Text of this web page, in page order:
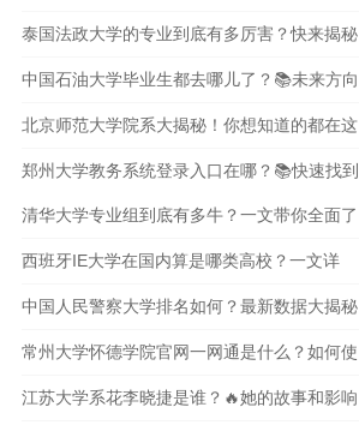
泰国法政大学的专业到底有多厉害？快来揭秘
中国石油大学毕业生都去哪儿了？📚未来方向
北京师范大学院系大揭秘！你想知道的都在这
郑州大学教务系统登录入口在哪？📚快速找到
清华大学专业组到底有多牛？一文带你全面了
西班牙IE大学在国内算是哪类高校？一文详
中国人民警察大学排名如何？最新数据大揭秘
常州大学怀德学院官网一网通是什么？如何使
江苏大学系花李晓捷是谁？🔥她的故事和影响